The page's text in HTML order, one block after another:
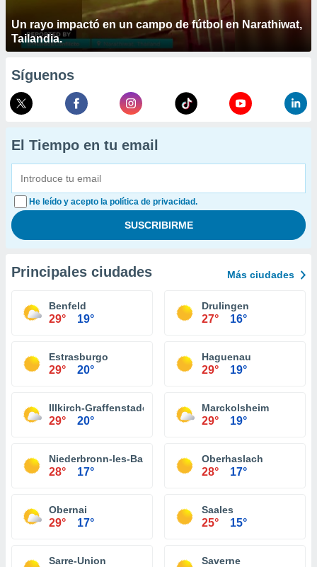
Un rayo impactó en un campo de fútbol en Narathiwat,
Tailandia.
Síguenos
El Tiempo en tu email
He leído y acepto la política de privacidad.
Principales ciudades Más ciudades
Benfeld
29° 19°
Drulingen
27° 16°
Estrasburgo
29° 20°
Haguenau
29° 19°
Illkirch-Graffenstaden
29° 20°
Marckolsheim
29° 19°
Niederbronn-les-Bains
28° 17°
Oberhaslach
28° 17°
Obernai
29° 17°
Saales
25° 15°
Sarre-Union Saverne